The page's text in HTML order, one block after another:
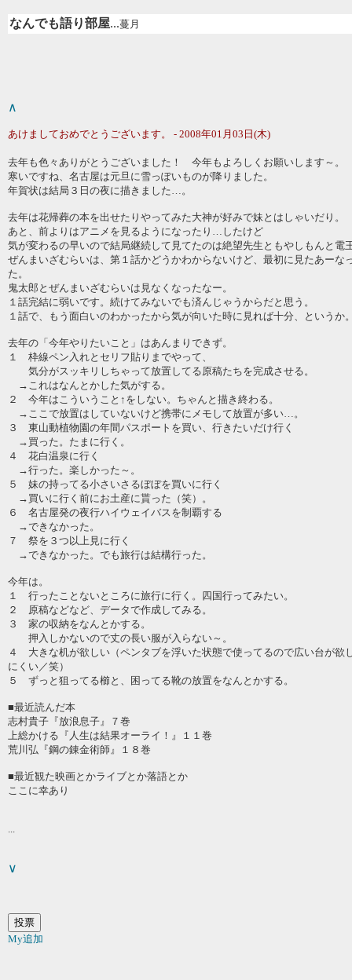
なんでも語り部屋...蔓月
∧
あけましておめでとうございます。 - 2008年01月03日(木)
去年も色々ありがとうございました！ 今年もよろしくお願いします～。
寒いですね、名古屋は元旦に雪っぽいものが降りました。
年賀状は結局３日の夜に描きました…。
去年は花帰葬の本を出せたりやってみた大神が好みで妹とはしゃいだり。
あと、前よりはアニメを見るようになったり…したけど
気が変わるの早いので結局継続して見てたのは絶望先生ともやしもんと電
ぜんまいざむらいは、第１話かどうかわからないけど、最初に見たあーな
た。
鬼太郎とぜんまいざむらいは見なくなったなー。
１話完結に弱いです。続けてみないでも済んじゃうからだと思う。
１話で、もう面白いのわかったから気が向いた時に見れば十分、というか
去年の「今年やりたいこと」はあんまりできず。
１ 枠線ペン入れとセリフ貼りまでやって、
気分がスッキリしちゃって放置してる原稿たちを完成させる。
→これはなんとかした気がする。
２ 今年はこういうこと↑をしない。ちゃんと描き終わる。
→ここで放置はしていないけど携帯にメモして放置が多い…。
３ 東山動植物園の年間パスポートを買い、行きたいだけ行く
→買った。たまに行く。
４ 花白温泉に行く
→行った。楽しかった～。
５ 妹の持ってる小さいさるぼぼを買いに行く
→買いに行く前にお土産に貰った（笑）。
６ 名古屋発の夜行ハイウェイバスを制覇する
→できなかった。
７ 祭を３つ以上見に行く
→できなかった。でも旅行は結構行った。
今年は。
１ 行ったことないところに旅行に行く。四国行ってみたい。
２ 原稿などなど、データで作成してみる。
３ 家の収納をなんとかする。
押入しかないので丈の長い服が入らない～。
４ 大きな机が欲しい（ペンタブを浮いた状態で使ってるので広い台が欲
にくい／笑）
５ ずっと狙ってる櫛と、困ってる靴の放置をなんとかする。
■最近読んだ本
志村貴子『放浪息子』７巻
上総かける『人生は結果オーライ！』１１巻
荒川弘『鋼の錬金術師』１８巻
■最近観た映画とかライブとか落語とか
ここに幸あり
...
∨
My追加